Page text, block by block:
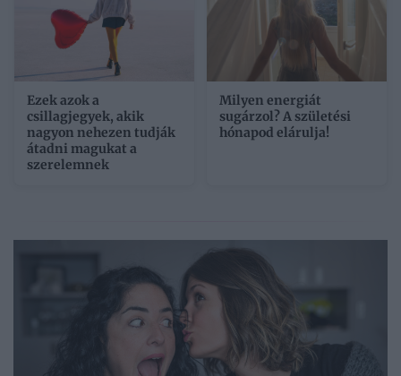
Ezek azok a
csillagjegyek, akik
nagyon nehezen tudják
átadni magukat a
szerelemnek
Milyen energiát
sugárzol? A születési
hónapod elárulja!